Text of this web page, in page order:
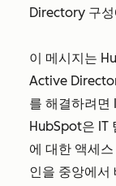
Directory 구
이 메시지는
Active
를 해결하려면
HubSpot은 IT
에 대한 액세
인을 중앙에서